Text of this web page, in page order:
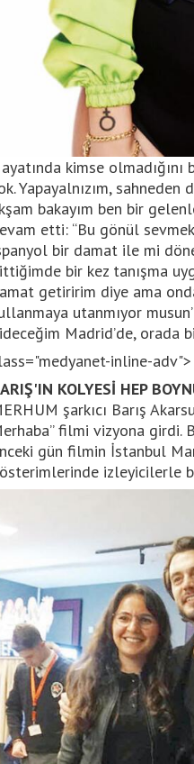
kimse
Yapayalnızım,
bakayım ben bir
etti: “Bu gönül
bir damat ile mi
bir kez tanışma
getiririm diye ama onda
utanmıyor
Madrid’de, orada
inline-adv">
KOLYESİ HEP
şarkıcı Barış
filmi vizyona girdi.
gün filmin İstanbul
izleyicilerle